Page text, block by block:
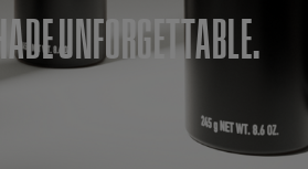
UNFORGETTABLE.